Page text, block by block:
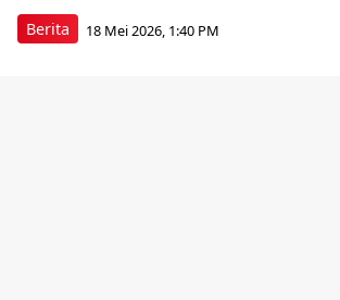
Berita 18 Mei 2026, 1:40 PM